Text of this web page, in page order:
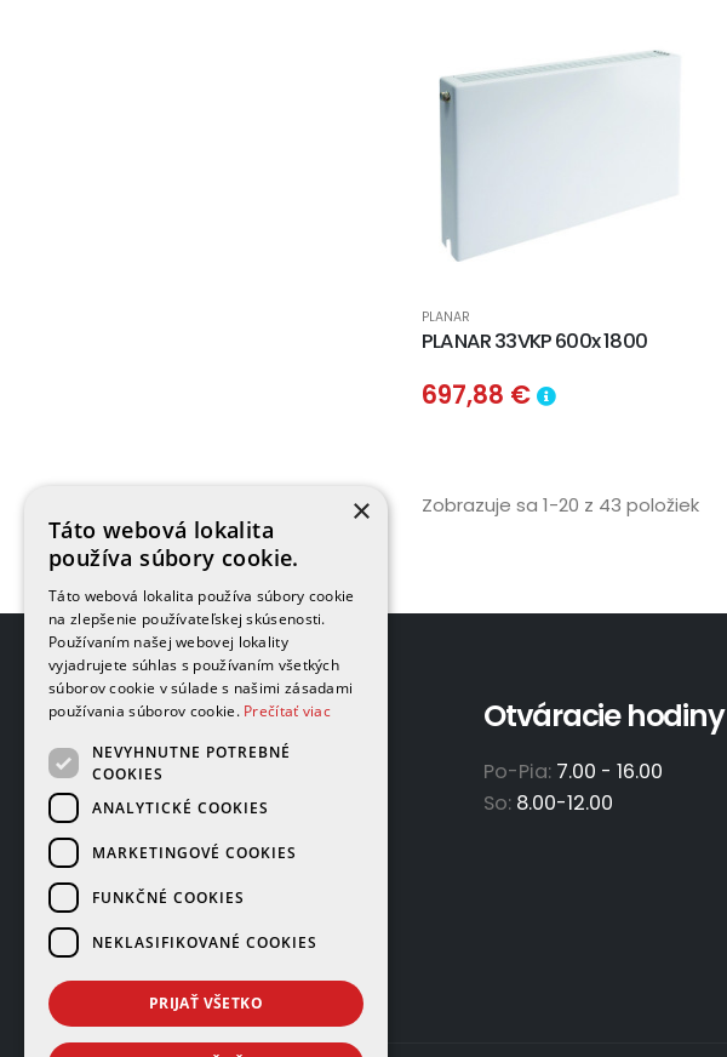
PLANAR
PLANAR 33VKP 600x 1800
697,88 €
Zobrazuje sa 1-20 z 43 položiek
Adresa
GAMAPLYN s.r.o.
Železničná 570/8
Slovensko
Otváracie hodiny
Po-Pia: 7.00 - 16.00
So: 8.00-12.00
×
Táto webová lokalita
používa súbory cookie.
Táto webová lokalita používa súbory cookie
na zlepšenie používateľskej skúsenosti.
Používaním našej webovej lokality
vyjadrujete súhlas s používaním všetkých
súborov cookie v súlade s našimi zásadami
používania súborov cookie. Prečítať viac
NEVYHNUTNE POTREBNÉ
COOKIES
ANALYTICKÉ COOKIES
MARKETINGOVÉ COOKIES
FUNKČNÉ COOKIES
NEKLASIFIKOVANÉ COOKIES
PRIJAŤ VŠETKO